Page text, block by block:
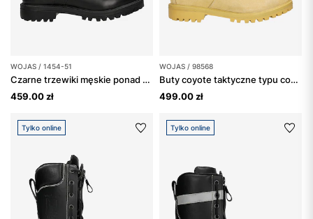
WOJAS / 1454-51
Czarne trzewiki męskie ponad kostkę ze skóry licowej
459.00 zł
WOJAS / 98568
Buty coyote taktyczne typu combat z membraną PTFE, odporne na przebicie spodu oraz na przemakanie
499.00 zł
Tylko online Tylko online